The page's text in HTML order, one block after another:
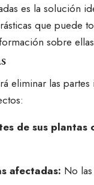
es la solución
que puede
sobre
eliminar las partes
de sus plantas
afectadas: No